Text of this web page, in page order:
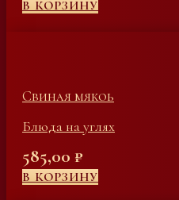
В КОРЗИНУ
Свиная мякоь
Блюда на углях
585,00 ₽
В КОРЗИНУ